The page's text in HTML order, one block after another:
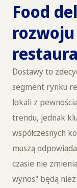
Food
Dostawy to
segment rynku
lokali z
trendu, jednak
współczesnych
muszą
czasie nie
wynos" będą